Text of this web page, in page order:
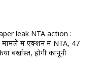
leak NTA action :
मामले में एक्शन में NTA, 47
बर्खास्त, होगी कानूनी